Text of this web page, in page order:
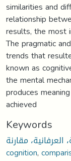
similarities and
relationship
results, the most
The pragmatic
trends that
known as
the mental
produces
achieved
Keywords
العرفانية، مقارنة
cognition,